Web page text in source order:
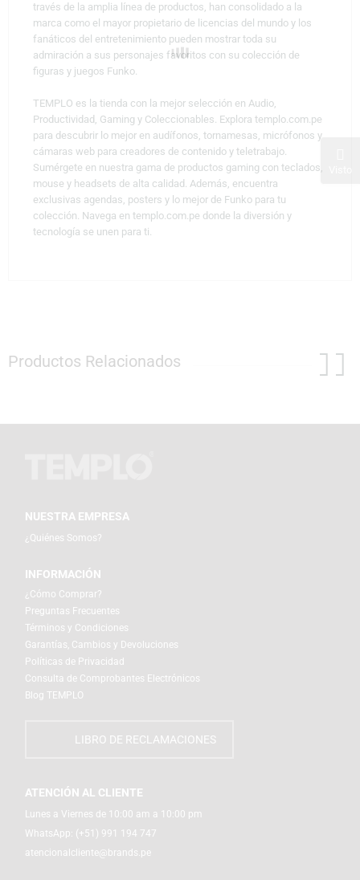
través de la amplia línea de productos, han consolidado a la
marca como el mayor propietario de licencias del mundo y los
fanáticos del entretenimiento pueden mostrar toda su
admiración a sus personajes favoritos con su colección de
figuras y juegos Funko.
TEMPLO es la tienda con la mejor selección en Audio,
Productividad, Gaming y Coleccionables. Explora templo.com.pe
para descubrir lo mejor en audífonos, tornamesas, micrófonos y
cámaras web para creadores de contenido y teletrabajo.
Sumérgete en nuestra gama de productos gaming con teclados,
mouse y headsets de alta calidad. Además, encuentra
exclusivas agendas, posters y lo mejor de Funko para tu
colección. Navega en templo.com.pe donde la diversión y
tecnología se unen para ti.
Productos Relacionados
NUESTRA EMPRESA
¿Quiénes Somos?
INFORMACIÓN
¿Cómo Comprar?
Preguntas Frecuentes
Términos y Condiciones
Garantías, Cambios y Devoluciones
Políticas de Privacidad
Consulta de Comprobantes Electrónicos
Blog TEMPLO
LIBRO DE RECLAMACIONES
ATENCIÓN AL CLIENTE
Lunes a Viernes de 10:00 am a 10:00 pm
WhatsApp: (+51) 991 194 747
atencionalcliente@brands.pe